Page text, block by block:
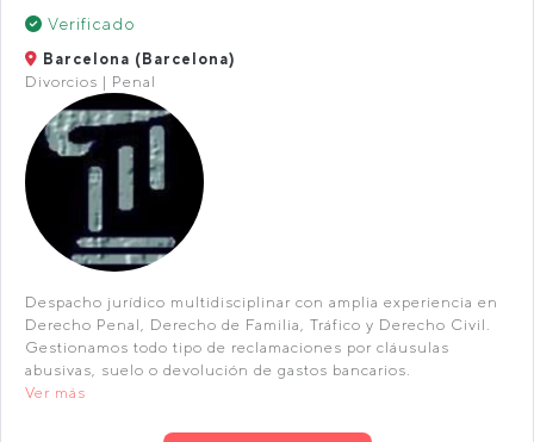
Verificado
Barcelona (Barcelona)
Divorcios | Penal
Despacho jurídico multidisciplinar con amplia experiencia en
Derecho Penal, Derecho de Familia, Tráfico y Derecho Civil.
Gestionamos todo tipo de reclamaciones por cláusulas
abusivas, suelo o devolución de gastos bancarios.
Ver más